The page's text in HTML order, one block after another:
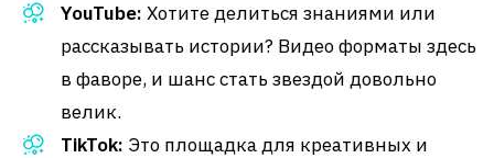
YouTube: Хотите делиться знаниями или
рассказывать истории? Видео форматы здесь
в фаворе, и шанс стать звездой довольно
велик.
TikTok: Это площадка для креативных и